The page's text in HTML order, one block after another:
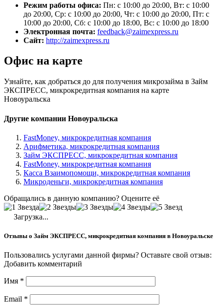
Режим работы офиса: Пн: с 10:00 до 20:00, Вт: с 10:00
до 20:00, Ср: с 10:00 до 20:00, Чт: с 10:00 до 20:00, Пт: с
10:00 до 20:00, Сб: с 10:00 до 18:00, Вс: с 10:00 до 18:00
Электронная почта: feedback@zaimexpress.ru
Сайт: http://zaimexpress.ru
Офис на карте
Узнайте, как добраться до для получения микрозайма в Займ
ЭКСПРЕСС, микрокредитная компания на карте
Новоуральска
Другие компании Новоуральска
FastMoney, микрокредитная компания
Арифметика, микрокредитная компания
Займ ЭКСПРЕСС, микрокредитная компания
FastMoney, микрокредитная компания
Касса Взаимопомощи, микрокредитная компания
Микроденьги, микрокредитная компания
Обращались в данную компанию? Оцените её
Загрузка...
Отзывы о Займ ЭКСПРЕСС, микрокредитная компания в Новоуральске
Пользовались услугами данной фирмы? Оставьте свой отзыв:
Добавить комментарий
Имя *
Email *